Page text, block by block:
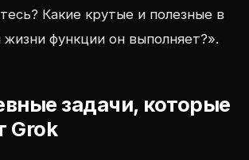
Какие крутые и полезные в
функции он выполняет?».
задачи, которые
Grok